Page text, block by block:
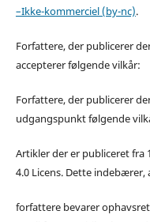
–Ikke-kommerciel (by-nc).
Forfattere, der publicerer
accepterer følgende vilkår:
Forfattere, der publicerer
udgangspunkt følgende
Artikler der er publiceret fra
4.0 Licens. Dette indebærer,
forfattere bevarer